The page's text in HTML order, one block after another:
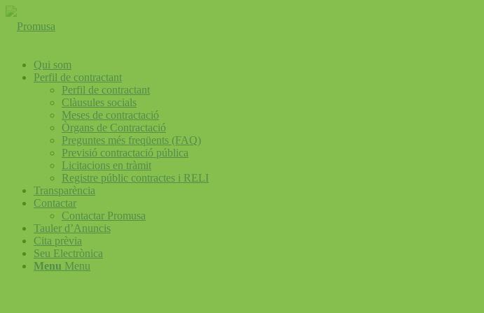
Qui som
Perfil de contractant
Perfil de contractant
Clàusules socials
Meses de contractació
Òrgans de Contractació
Preguntes més freqüents (FAQ)
Previsió contractació pública
Licitacions en tràmit
Registre públic contractes i RELI
Transparència
Contactar
Contactar Promusa
Tauler d’Anuncis
Cita prèvia
Seu Electrònica
Menu Menu